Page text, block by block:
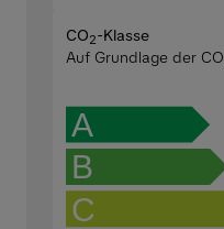
CO2-Klasse
Auf Grundlage der CO
A
B
C